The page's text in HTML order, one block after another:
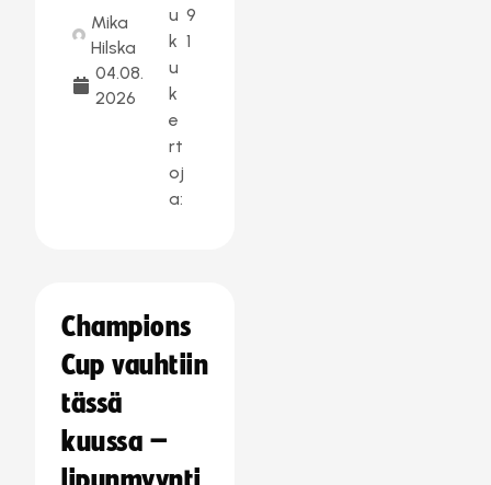
Mika
Hilska
04.08.
2026
u
k
u
k
e
rt
oj
a:
9
1
Champions
Cup vauhtiin
tässä
kuussa –